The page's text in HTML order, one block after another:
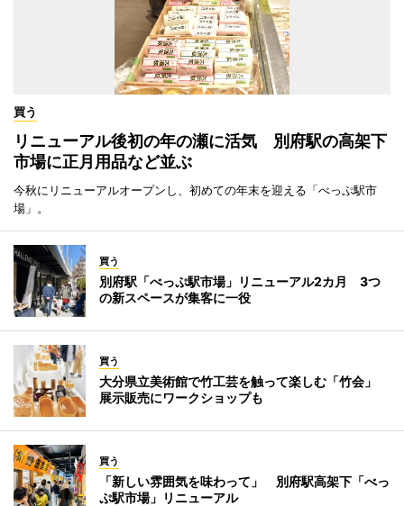
買う
リニューアル後初の年の瀬に活気 別府駅の高架下
市場に正月用品など並ぶ
今秋にリニューアルオープンし、初めての年末を迎える「べっぷ駅市
場」。
買う
別府駅「べっぷ駅市場」リニューアル2カ月 3つ
の新スペースが集客に一役
買う
大分県立美術館で竹工芸を触って楽しむ「竹会」
展示販売にワークショップも
買う
「新しい雰囲気を味わって」 別府駅高架下「べっ
ぷ駅市場」リニューアル